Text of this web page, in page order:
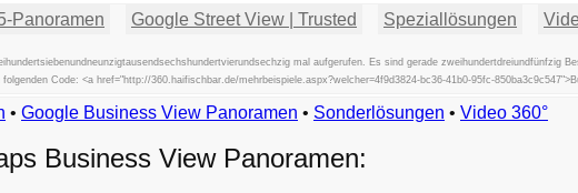
Panoramen Google Street View | Trusted Speziallösungen
mal aufgerufen. Es sind gerade zweihundertdreiundfünfzig
Code: <a href="http://360.haifischbar.de/mehrbeispiele.aspx?welcher=4f9d3824-bc36-41b0-95fc-
Beispiele
Exemples
• Google Business View Panoramen • Sonderlösungen • Video 360°
Business View Panoramen: